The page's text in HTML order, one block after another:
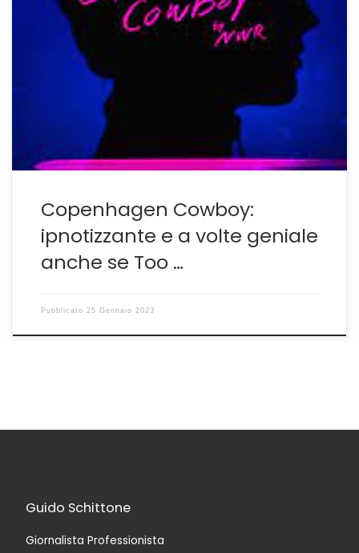
Il ritorno di #NWR tra narcisismo e alta qualità Per
restare in tema di autoreferenzialità dopo il discusso
Bardo di Inárritu-Bardo: il non luogo di Iñárritu dove
l’onirico stanca e l’eccesso di narcismo soffoca le
intuizioni– ecco un altro esempio di cinema-che sia una
serie tv distribuita da Netflix poco […]
Copenhagen Cowboy:
ipnotizzante e a volte geniale
anche se Too …
Pubblicato 25 Gennaio 2023
Guido Schittone
Giornalista Professionista